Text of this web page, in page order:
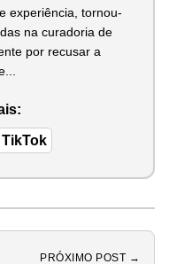
experiência, tornou-
na curadoria de
por recusar a
TikTok
PRÓXIMO POST →